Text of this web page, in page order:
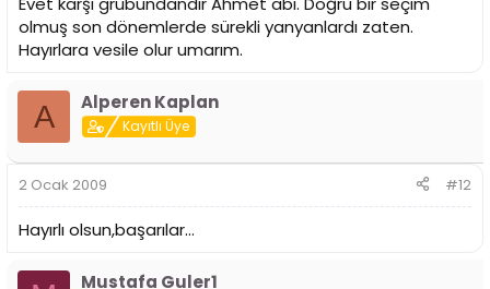
olmuş son dönemlerde sürekli yanyanlardı zaten.
Hayırlara vesile olur umarım.
A Alperen Kaplan
Kayıtlı Üye
2 Ocak 2009 #12
Hayırlı olsun,başarılar...
Mustafa Guler1